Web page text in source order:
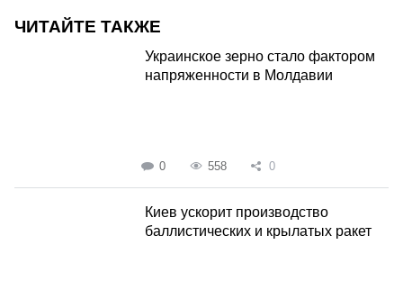
ЧИТАЙТЕ ТАКЖЕ
Украинское зерно стало фактором
напряженности в Молдавии
0 558 0
Киев ускорит производство
баллистических и крылатых ракет